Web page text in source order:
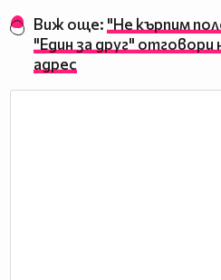
Виж още: "Не кърпим
"Един за друг" отговори
адрес